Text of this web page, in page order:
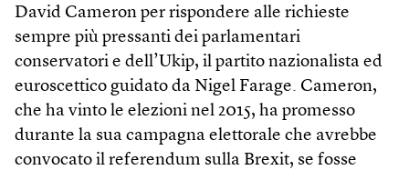
David Cameron per rispondere alle richieste
sempre più pressanti dei parlamentari
conservatori e dell’Ukip, il partito nazionalista ed
euroscettico guidato da Nigel Farage. Cameron,
che ha vinto le elezioni nel 2015, ha promesso
durante la sua campagna elettorale che avrebbe
convocato il referendum sulla Brexit, se fosse